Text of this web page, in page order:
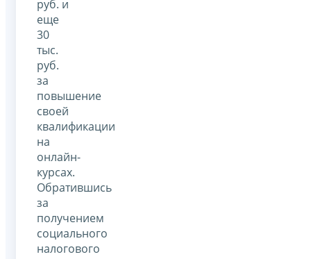
руб. и
еще
30
тыс.
руб.
за
повышение
своей
квалификации
на
онлайн-
курсах.
Обратившись
за
получением
социального
налогового